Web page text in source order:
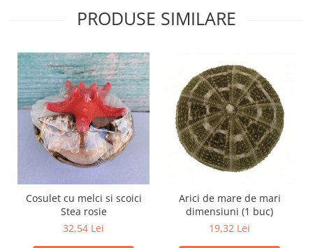
PRODUSE SIMILARE
Cosulet cu melci si scoici
Stea rosie
32,54 Lei
Arici de mare de mari
dimensiuni (1 buc)
19,32 Lei